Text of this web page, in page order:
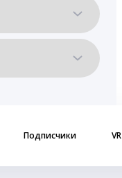
Подписчики VR